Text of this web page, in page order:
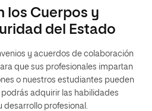
los Cuerpos y
del Estado
y acuerdos de colaboración
que sus profesionales impartan
o nuestros estudiantes pueden
adquirir las habilidades
desarrollo profesional.